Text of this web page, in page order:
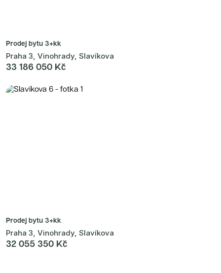
Prodej bytu 3+kk
Praha 3, Vinohrady, Slavíkova
33 186 050 Kč
Prodej bytu 3+kk
Praha 3, Vinohrady, Slavíkova
32 055 350 Kč